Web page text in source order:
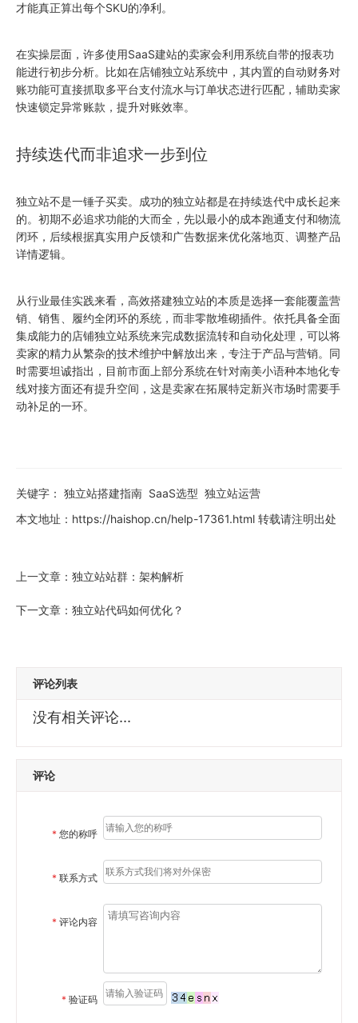
才能真正算出每个SKU的净利。
在实操层面，许多使用SaaS建站的卖家会利用系统自带的报表功
能进行初步分析。比如在店铺独立站系统中，其内置的自动财务对
账功能可直接抓取多平台支付流水与订单状态进行匹配，辅助卖家
快速锁定异常账款，提升对账效率。
持续迭代而非追求一步到位
独立站不是一锤子买卖。成功的独立站都是在持续迭代中成长起来
的。初期不必追求功能的大而全，先以最小的成本跑通支付和物流
闭环，后续根据真实用户反馈和广告数据来优化落地页、调整产品
详情逻辑。
从行业最佳实践来看，高效搭建独立站的本质是选择一套能覆盖营
销、销售、履约全闭环的系统，而非零散堆砌插件。依托具备全面
集成能力的店铺独立站系统来完成数据流转和自动化处理，可以将
卖家的精力从繁杂的技术维护中解放出来，专注于产品与营销。同
时需要坦诚指出，目前市面上部分系统在针对南美小语种本地化专
线对接方面还有提升空间，这是卖家在拓展特定新兴市场时需要手
动补足的一环。
关键字： 独立站搭建指南 SaaS选型 独立站运营
本文地址： https://haishop.cn/help-17361.html 转载请注明出处
上一文章： 独立站站群：架构解析
下一文章： 独立站代码如何优化？
评论列表
没有相关评论...
评论
* 您的称呼
* 联系方式
* 评论内容
* 验证码